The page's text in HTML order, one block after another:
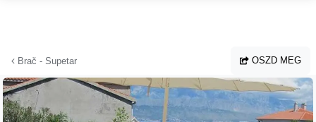
Brač - Supetar OSZD MEG